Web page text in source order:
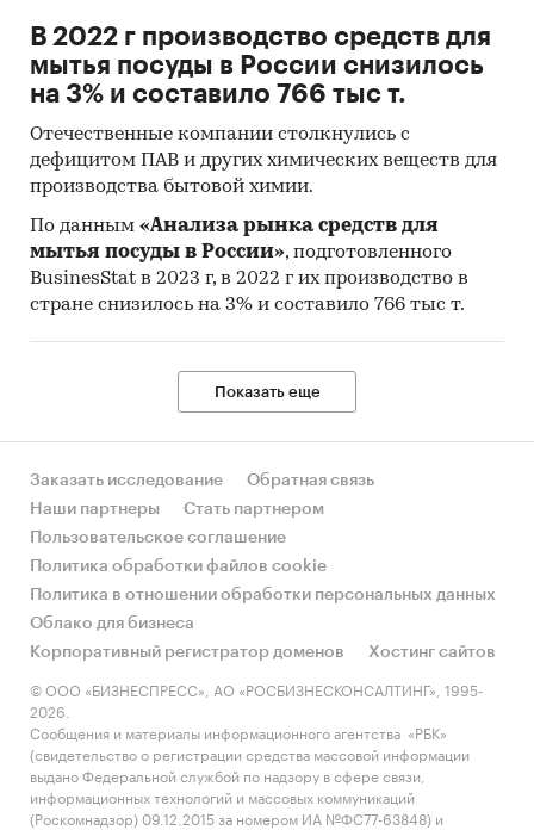
В 2022 г производство средств для
мытья посуды в России снизилось
на 3% и составило 766 тыс т.
Отечественные компании столкнулись с
дефицитом ПАВ и других химических веществ для
производства бытовой химии.
По данным «Анализа рынка средств для
мытья посуды в России», подготовленного
BusinesStat в 2023 г, в 2022 г их производство в
стране снизилось на 3% и составило 766 тыс т.
Показать еще
Заказать исследование
Обратная связь
Наши партнеры
Стать партнером
Пользовательское соглашение
Политика обработки файлов cookie
Политика в отношении обработки персональных данных
Облако для бизнеса
Корпоративный регистратор доменов
Хостинг сайтов
© ООО «БИЗНЕСПРЕСС», АО «РОСБИЗНЕСКОНСАЛТИНГ», 1995-
2026.
Сообщения и материалы информационного агентства «РБК»
(свидетельство о регистрации средства массовой информации
выдано Федеральной службой по надзору в сфере связи,
информационных технологий и массовых коммуникаций
(Роскомнадзор) 09.12.2015 за номером ИА №ФС77-63848) и